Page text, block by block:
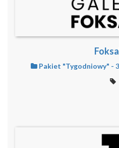
Pakiet "Tygodniowy" -